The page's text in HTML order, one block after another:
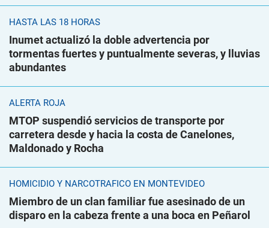
HASTA LAS 18 HORAS
Inumet actualizó la doble advertencia por
tormentas fuertes y puntualmente severas, y lluvias
abundantes
ALERTA ROJA
MTOP suspendió servicios de transporte por
carretera desde y hacia la costa de Canelones,
Maldonado y Rocha
HOMICIDIO Y NARCOTRÁFICO EN MONTEVIDEO
Miembro de un clan familiar fue asesinado de un
disparo en la cabeza frente a una boca en Peñarol